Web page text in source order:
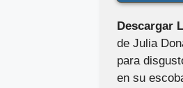
Descargar
de Julia
para
en su